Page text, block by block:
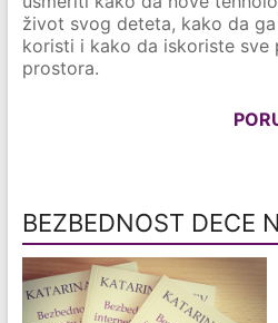
život svog deteta, kako da
koristi i kako da iskoriste sve
prostora.
BEZBEDNOST DECE